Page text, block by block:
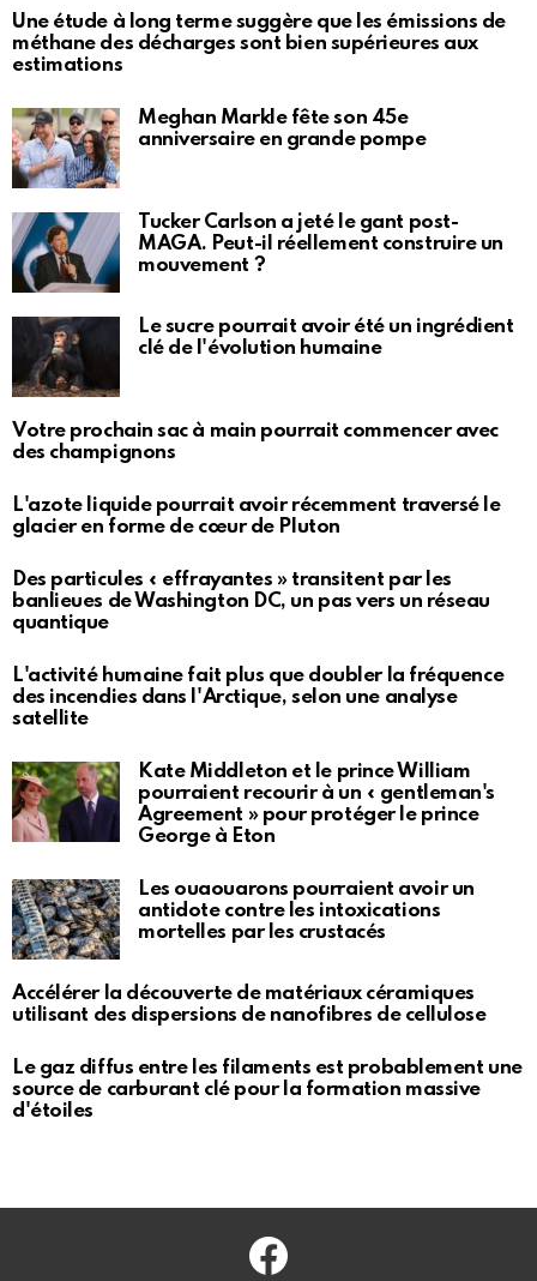
Une étude à long terme suggère que les émissions de
méthane des décharges sont bien supérieures aux
estimations
Meghan Markle fête son 45e
anniversaire en grande pompe
Tucker Carlson a jeté le gant post-
MAGA. Peut-il réellement construire un
mouvement ?
Le sucre pourrait avoir été un ingrédient
clé de l'évolution humaine
Votre prochain sac à main pourrait commencer avec
des champignons
L'azote liquide pourrait avoir récemment traversé le
glacier en forme de cœur de Pluton
Des particules « effrayantes » transitent par les
banlieues de Washington DC, un pas vers un réseau
quantique
L'activité humaine fait plus que doubler la fréquence
des incendies dans l'Arctique, selon une analyse
satellite
Kate Middleton et le prince William
pourraient recourir à un « gentleman's
Agreement » pour protéger le prince
George à Eton
Les ouaouarons pourraient avoir un
antidote contre les intoxications
mortelles par les crustacés
Accélérer la découverte de matériaux céramiques
utilisant des dispersions de nanofibres de cellulose
Le gaz diffus entre les filaments est probablement une
source de carburant clé pour la formation massive
d'étoiles
Facebook